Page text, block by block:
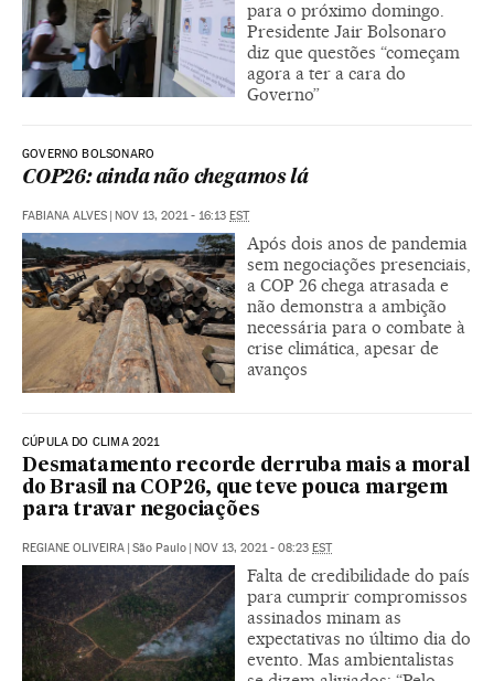
para o próximo domingo.
Presidente Jair Bolsonaro
diz que questões “começam
agora a ter a cara do
Governo”
GOVERNO BOLSONARO
COP26: ainda não chegamos lá
FABIANA ALVES | NOV 13, 2021 - 16:13 EST
Após dois anos de pandemia
sem negociações presenciais,
a COP 26 chega atrasada e
não demonstra a ambição
necessária para o combate à
crise climática, apesar de
avanços
CÚPULA DO CLIMA 2021
Desmatamento recorde derruba mais a moral
do Brasil na COP26, que teve pouca margem
para travar negociações
REGIANE OLIVEIRA | São Paulo | NOV 13, 2021 - 08:23 EST
Falta de credibilidade do país
para cumprir compromissos
assinados minam as
expectativas no último dia do
evento. Mas ambientalistas